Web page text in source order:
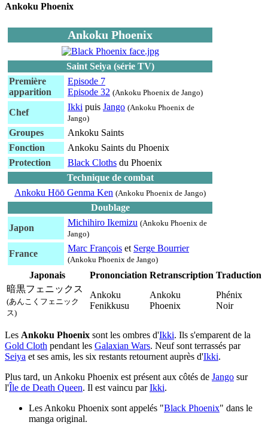
Ankoku Phoenix
Ankoku Phoenix
Saint Seiya (série TV)
Première
apparition
Episode 7
Episode 32 (Ankoku Phoenix de Jango)
Chef
Ikki puis Jango (Ankoku Phoenix de
Jango)
Groupes
Ankoku Saints
Fonction
Ankoku Saints du Phoenix
Protection
Black Cloths du Phoenix
Technique de combat
Ankoku Hōō Genma Ken (Ankoku Phoenix de Jango)
Doublage
Japon
Michihiro Ikemizu (Ankoku Phoenix de
Jango)
France
Marc François et Serge Bourrier
(Ankoku Phoenix de Jango)
Japonais Prononciation Retranscription Traduction
暗黒フェニックス
(あんこくフェニック
ス)
Ankoku
Fenikkusu
Ankoku
Phoenix
Phénix
Noir
Les Ankoku Phoenix sont les ombres d'Ikki. Ils s'emparent de la
Gold Cloth pendant les Galaxian Wars. Neuf sont terrassés par
Seiya et ses amis, les six restants retournent auprès d'Ikki.
Plus tard, un Ankoku Phoenix est présent aux côtés de Jango sur
l'Île de Death Queen. Il est vaincu parIkki.
Les Ankoku Phoenix sont appelés "Black Phoenix" dans le
manga original.